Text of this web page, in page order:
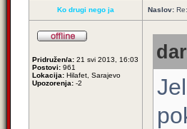
Ko drugi nego ja Naslov:
Pridružen/a: 21 svi 2013, 16:03
Postovi: 961
Lokacija: Hilafet, Sarajevo
Upozorenja: -2